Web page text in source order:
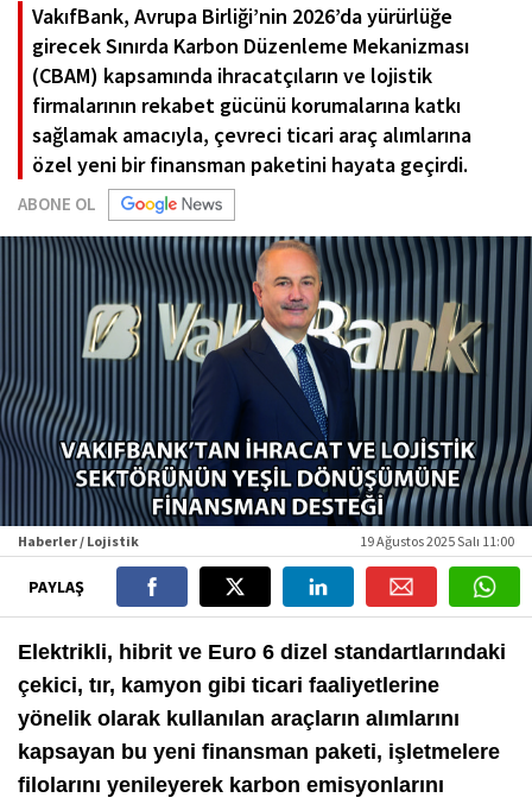
VakıfBank, Avrupa Birliği’nin 2026’da yürürlüğe
girecek Sınırda Karbon Düzenleme Mekanizması
(CBAM) kapsamında ihracatçıların ve lojistik
firmalarının rekabet gücünü korumalarına katkı
sağlamak amacıyla, çevreci ticari araç alımlarına
özel yeni bir finansman paketini hayata geçirdi.
ABONE OL
Haberler / Lojistik 19 Ağustos 2025 Salı 11:00
PAYLAŞ
Elektrikli, hibrit ve Euro 6 dizel standartlarındaki
çekici, tır, kamyon gibi ticari faaliyetlerine
yönelik olarak kullanılan araçların alımlarını
kapsayan bu yeni finansman paketi, işletmelere
filolarını yenileyerek karbon emisyonlarını